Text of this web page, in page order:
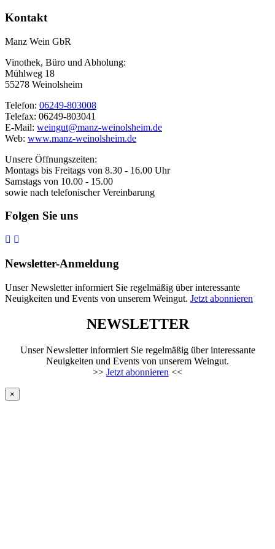
Kontakt
Manz Wein GbR
Vinothek, Büro und Abholung:
Mühlweg 18
55278 Weinolsheim
Telefon: 06249-803008
Telefax: 06249-803041
E-Mail: weingut@manz-weinolsheim.de
Web: www.manz-weinolsheim.de
Unsere Öffnungszeiten:
Montags bis Freitags von 8.30 - 16.00 Uhr
Samstags von 10.00 - 15.00
sowie nach telefonischer Vereinbarung
Folgen Sie uns
Newsletter-Anmeldung
Unser Newsletter informiert Sie regelmäßig über interessante
Neuigkeiten und Events von unserem Weingut. Jetzt abonnieren
NEWSLETTER
Unser Newsletter informiert Sie regelmäßig über interessante
Neuigkeiten und Events von unserem Weingut.
>> Jetzt abonnieren <<
×